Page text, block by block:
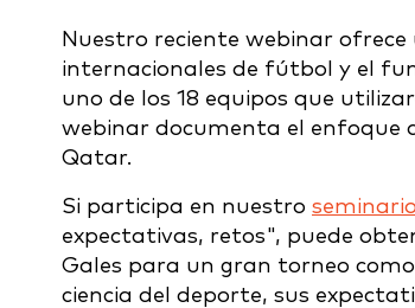
Nuestro reciente webinar
internacionales de fútbol y el
uno de los 18 equipos que
webinar documenta el enfoque
Qatar.
Si participa en nuestro
expectativas, retos", puede
Gales para un gran torneo
ciencia del deporte, sus